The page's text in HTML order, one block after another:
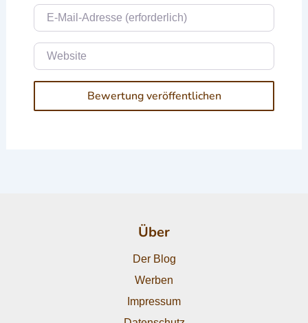
E-Mail
Website
Über
Der Blog
Werben
Impressum